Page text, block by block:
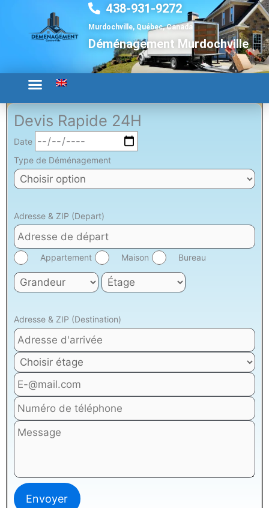
contenu
438-931-9272
Murdochville, Québec, Canada
Déménagement Murdochville
Devis Rapide 24H
Date
Type de Déménagement
Adresse & ZIP (Depart)
Appartement Maison Bureau
Adresse & ZIP (Destination)